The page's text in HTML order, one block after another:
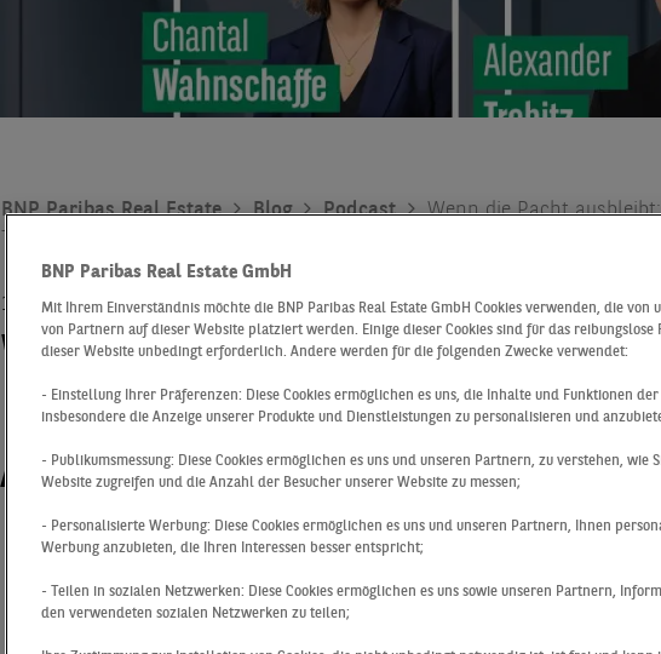
BNP Paribas Real Estate Blog Podcast
Wenn die Pacht
19.01.2026
WENN DIE PACHT
AUSBLEIBT:
PRAKTISCHE
BNP Paribas Real Estate GmbH
Mit Ihrem Einverständnis möchte die BNP Paribas Real Estate GmbH Cookies verwenden, die von
von Partnern auf dieser Website platziert werden. Einige dieser Cookies sind für das reibungslose
dieser Website unbedingt erforderlich. Andere werden für die folgenden Zwecke verwendet:
- Einstellung Ihrer Präferenzen: Diese Cookies ermöglichen es uns, die Inhalte und Funktionen
insbesondere die Anzeige unserer Produkte und Dienstleistungen zu personalisieren und
- Publikumsmessung: Diese Cookies ermöglichen es uns und unseren Partnern, zu verstehen, wie
Website zugreifen und die Anzahl der Besucher unserer Website zu messen;
- Personalisierte Werbung: Diese Cookies ermöglichen es uns und unseren Partnern, Ihnen
Werbung anzubieten, die Ihren Interessen besser entspricht;
- Teilen in sozialen Netzwerken: Diese Cookies ermöglichen es uns sowie unseren Partnern,
den verwendeten sozialen Netzwerken zu teilen;